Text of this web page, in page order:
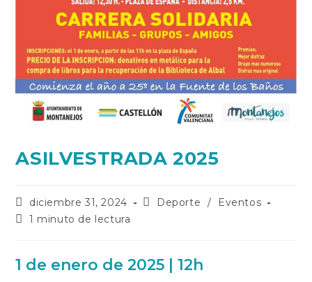
ASILVESTRADA 2025
Publicación
de
diciembre 31, 2024
Categoría
Deporte /
Eventos
Tiempo
1 minuto de lectura
1 de enero de 2025 | 12h